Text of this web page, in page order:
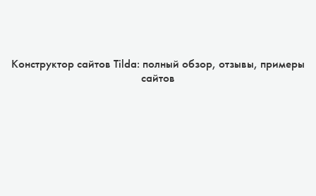
Конструктор сайтов Tilda: полный обзор, отзывы, примеры
сайтов